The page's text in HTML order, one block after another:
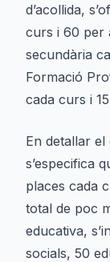
d’acollida,
curs i 60 per
secundària
Formació
cada curs i
En detallar el
s’especifica
places cada
total de poc
educativa,
socials, 50